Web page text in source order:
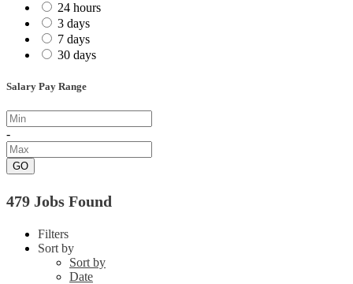
24 hours
3 days
7 days
30 days
Salary Pay Range
-
GO
479 Jobs Found
Filters
Sort by
Sort by
Date